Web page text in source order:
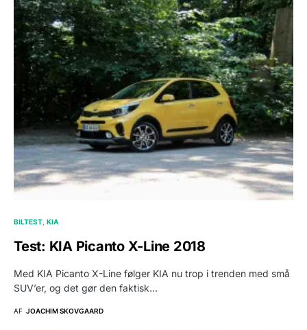
BILTEST KIA
Test: KIA Picanto X-Line 2018
Med KIA Picanto X-Line følger KIA nu trop i trenden med små
SUV’er, og det gør den faktisk…
AF JOACHIM SKOVGAARD